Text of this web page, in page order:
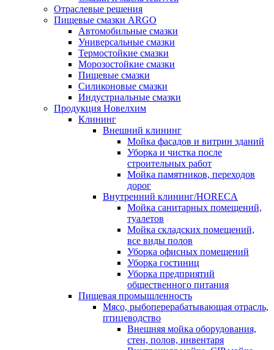
Отраслевые решения
Пищевые смазки ARGO
Автомобильные смазки
Универсальные смазки
Термостойкие смазки
Морозостойкие смазки
Пищевые смазки
Силиконовые смазки
Индустриальные смазки
Продукция Новелхим
Клининг
Внешний клининг
Мойка фасадов и витрин зданий
Уборка и чистка после
строительных работ
Мойка памятников, переходов
дорог
Внутренний клининг/HORECA
Мойка санитарных помещений,
туалетов
Мойка складских помещений,
все виды полов
Уборка офисных помещений
Уборка гостиниц
Уборка предприятий
общественного питания
Пищевая промышленность
Мясо, рыбоперерабатывающая отрасль,
птицеводство
Внешняя мойка оборудования,
стен, полов, инвентаря